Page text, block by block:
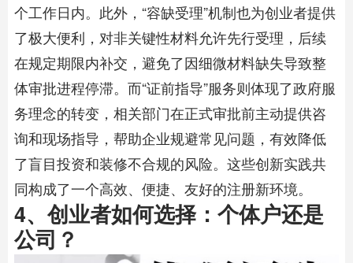
个工作日内。此外，“容缺受理”机制也为创业者提供
了极大便利，对非关键性材料允许先行受理，后续
在规定期限内补交，避免了因细微材料缺失导致整
体审批进程停滞。而“证前指导”服务则体现了政府服
务理念的转变，相关部门在正式审批前主动提供咨
询和现场指导，帮助企业规避常见问题，有效降低
了盲目投资和装修不合规的风险。这些创新实践共
同构成了一个高效、便捷、友好的注册新环境。
4、创业者如何选择：个体户还是
公司？